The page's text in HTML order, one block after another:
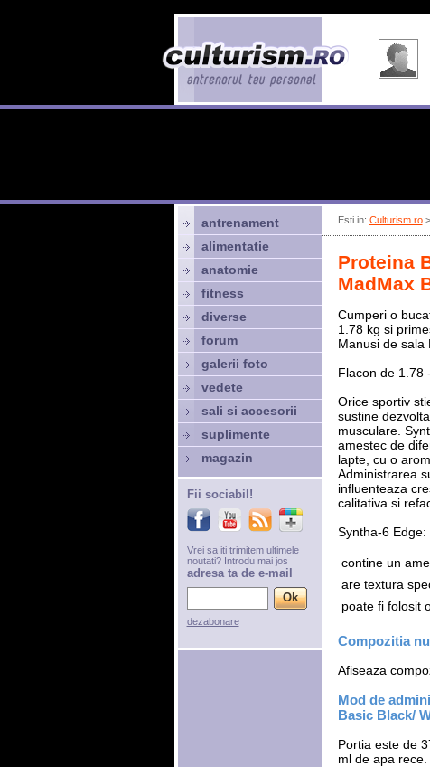
Esti in: Culturism.ro>
Proteina
MadMax
Cumperi o
1.78 kg si
Manusi de sala
Flacon de 1.78
Orice sportiv
sustine
musculare.
amestec de
lapte, cu o
Administrarea
influenteaza
calitativa si
Syntha-6 Edge:
 contine un
 are textura
 poate fi
Compozitia
Afiseaza
Mod de
Basic Black/
Portia este de
ml de apa rece.
antrenament
alimentatie
anatomie
fitness
diverse
forum
galerii foto
vedete
sali si accesorii
suplimente
magazin
Fii sociabil!
Vrei sa iti trimitem ultimele
noutati? Introdu mai jos
adresa ta de e-mail
dezabonare